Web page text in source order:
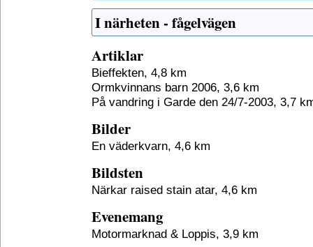
I närheten - fågelvägen
Artiklar
Bieffekten, 4,8 km
Ormkvinnans barn 2006, 3,6 km
På vandring i Garde den 24/7-2003, 3,7
Bilder
En väderkvarn, 4,6 km
Bildsten
Närkar raised stain atar, 4,6 km
Evenemang
Motormarknad & Loppis, 3,9 km